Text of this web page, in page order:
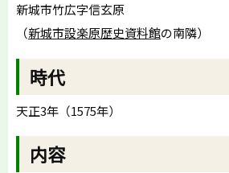
新城市竹広字信玄原
（新城市設楽原歴史資料館の南隣）
時代
天正3年（1575年）
内容